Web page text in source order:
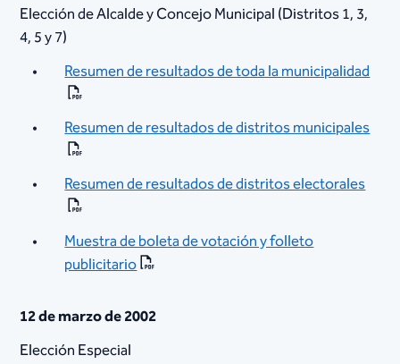
Elección de Alcalde y Concejo Municipal (Distritos 1, 3,
4, 5 y 7)
Resumen de resultados de toda la municipalidad
Resumen de resultados de distritos municipales
Resumen de resultados de distritos electorales​
Muestra de boleta de votación y folleto
publicitario
12 de marzo de 2002
Elección Especial